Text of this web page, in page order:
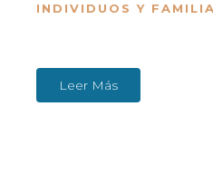
INDIVIDUOS Y
Leer Más